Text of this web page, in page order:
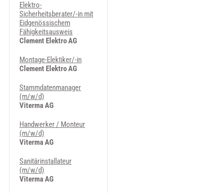
Elektro-
Sicherheitsberater/-in mit
Eidgenössischem
Fähigkeitsausweis
Clement Elektro AG
Montage-Elektiker/-in
Clement Elektro AG
Stammdatenmanager
(m/w/d)
Viterma AG
Handwerker / Monteur
(m/w/d)
Viterma AG
Sanitärinstallateur
(m/w/d)
Viterma AG